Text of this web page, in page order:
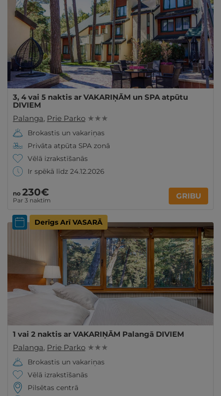
3, 4 vai 5 naktis ar VAKARIŅĀM un SPA atpūtu
DIVIEM
Palanga, Prie Parko ★ ★ ★
Brokastis un vakariņas
Privāta atpūta SPA zonā
Vēlā izrakstīšanās
Ir spēkā līdz 24.12.2026
no 230€
Par 3 naktīm GRIBU
Derīgs Arī VASARĀ
1 vai 2 naktis ar VAKARIŅĀM Palangā DIVIEM
Palanga, Prie Parko ★ ★ ★
Brokastis un vakariņas
Vēlā izrakstīšanās
Pilsētas centrā